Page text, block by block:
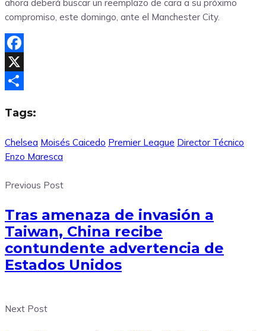
ahora deberá buscar un reemplazo de cara a su próximo
compromiso, este domingo, ante el Manchester City.
Facebook
X
Tags:
Chelsea Moisés Caicedo Premier League Director Técnico
Enzo Maresca
Previous Post
Tras amenaza de invasión a
Taiwan, China recibe
contundente advertencia de
Estados Unidos
Next Post